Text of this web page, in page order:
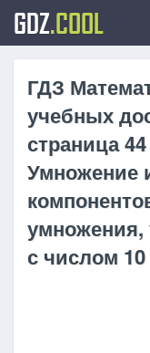
GDZ.COOL
ГДЗ
учебных
страница
Умножение
умножения,
с числом